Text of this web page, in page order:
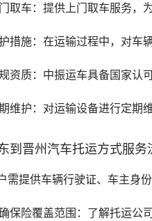
取车：提供上门取车服务，
措施：在运输过程中，对车
资质：中振运车具备国家认
维护：对运输设备进行定期
到晋州汽车托运方式服务
需提供车辆行驶证、车主身
保险覆盖范围：了解托运公